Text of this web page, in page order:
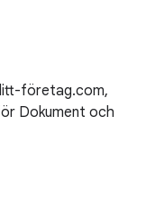
företag.com,
Dokument och